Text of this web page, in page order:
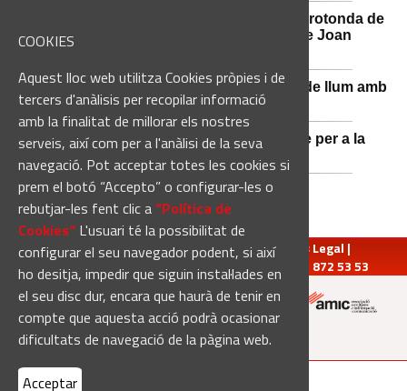
COOKIES
Aquest lloc web utilitza Cookies pròpies i de
tercers d'anàlisis per recopilar informació
amb la finalitat de millorar els nostres
serveis, així com per a l'anàlisi de la seva
navegació. Pot acceptar totes les cookies si
prem el botó “Accepto” o configurar-les o
rebutjar-les fent clic a“Política de
Cookies“ L'usuari té la possibilitat de
configurar el seu navegador podent, si així
ho desitja, impedir que siguin instal·lades en
el seu disc dur, encara que haurà de tenir en
compte que aquesta acció podrà ocasionar
dificultats de navegació de la pàgina web.
Acceptar
Afectacions al trànsit aquest divendres a la rotonda de
l'Avinguda dels Dolors amb el carrer Alcalde Joan
Selves
Sant Vicenç de Castellet renova 570 punts de llum amb
tecnologia LED
Castellbell i el Vilar adquireix un nou vehicle per a la
Guàrdia Municipal
redaccio@manresadiari.cat|Qui som Avís Legal |
Pompeu Fabra, 7-13, 08240-Manresa | Tel.: 93 872 53 53
Altres mitjans del grup: